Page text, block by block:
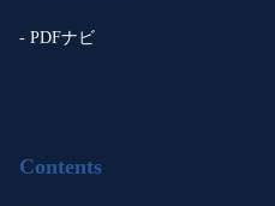
- PDFナビ
Contents